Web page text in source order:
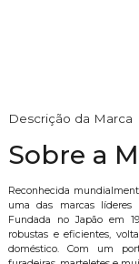
Descrição da Marca
Sobre a
Reconhecida
uma das marcas
Fundada no Japão em
robustas e eficientes,
doméstico. Com um